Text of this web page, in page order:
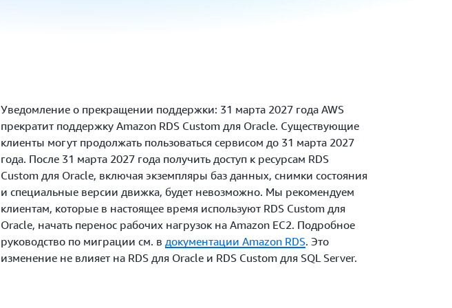
Уведомление о прекращении поддержки: 31 марта 2027 года AWS
прекратит поддержку Amazon RDS Custom для Oracle. Существующие
клиенты могут продолжать пользоваться сервисом до 31 марта 2027
года. После 31 марта 2027 года получить доступ к ресурсам RDS
Custom для Oracle, включая экземпляры баз данных, снимки состояния
и специальные версии движка, будет невозможно. Мы рекомендуем
клиентам, которые в настоящее время используют RDS Custom для
Oracle, начать перенос рабочих нагрузок на Amazon EC2. Подробное
руководство по миграции см. в документации Amazon RDS. Это
изменение не влияет на RDS для Oracle и RDS Custom для SQL Server.